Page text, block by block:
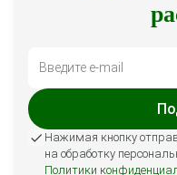
Нажимая кнопку
на обработку
Политики